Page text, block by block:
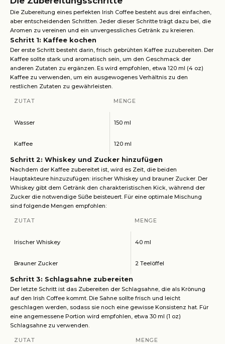
Die Zubereitung eines perfekten Irish Coffee besteht aus drei einfachen,
aber entscheidenden Schritten. Jeder dieser Schritte trägt dazu bei, die
Aromen zu vereinen und ein unvergessliches Getränk zu kreieren.
Schritt 1: Kaffee kochen
Der erste Schritt besteht darin, frisch gebrühten Kaffee zuzubereiten. Der
Kaffee sollte stark und aromatisch sein, um den Geschmack der
anderen Zutaten zu ergänzen. Es wird empfohlen, etwa 120 ml (4 oz)
Kaffee zu verwenden, um ein ausgewogenes Verhältnis zu den
restlichen Zutaten zu gewährleisten.
ZUTAT MENGE
Wasser 150 ml
Kaffee 120 ml
Schritt 2: Whiskey und Zucker hinzufügen
Nachdem der Kaffee zubereitet ist, wird es Zeit, die beiden
Hauptakteure hinzuzufügen: irischer Whiskey und brauner Zucker. Der
Whiskey gibt dem Getränk den charakteristischen Kick, während der
Zucker die notwendige Süße beisteuert. Für eine optimale Mischung
sind folgende Mengen empfohlen:
ZUTAT MENGE
Irischer Whiskey 40 ml
Brauner Zucker 2 Teelöffel
Schritt 3: Schlagsahne zubereiten
Der letzte Schritt ist das Zubereiten der Schlagsahne, die als Krönung
auf den Irish Coffee kommt. Die Sahne sollte frisch und leicht
geschlagen werden, sodass sie noch eine gewisse Konsistenz hat. Für
eine angemessene Portion wird empfohlen, etwa 30 ml (1 oz)
Schlagsahne zu verwenden.
ZUTAT MENGE